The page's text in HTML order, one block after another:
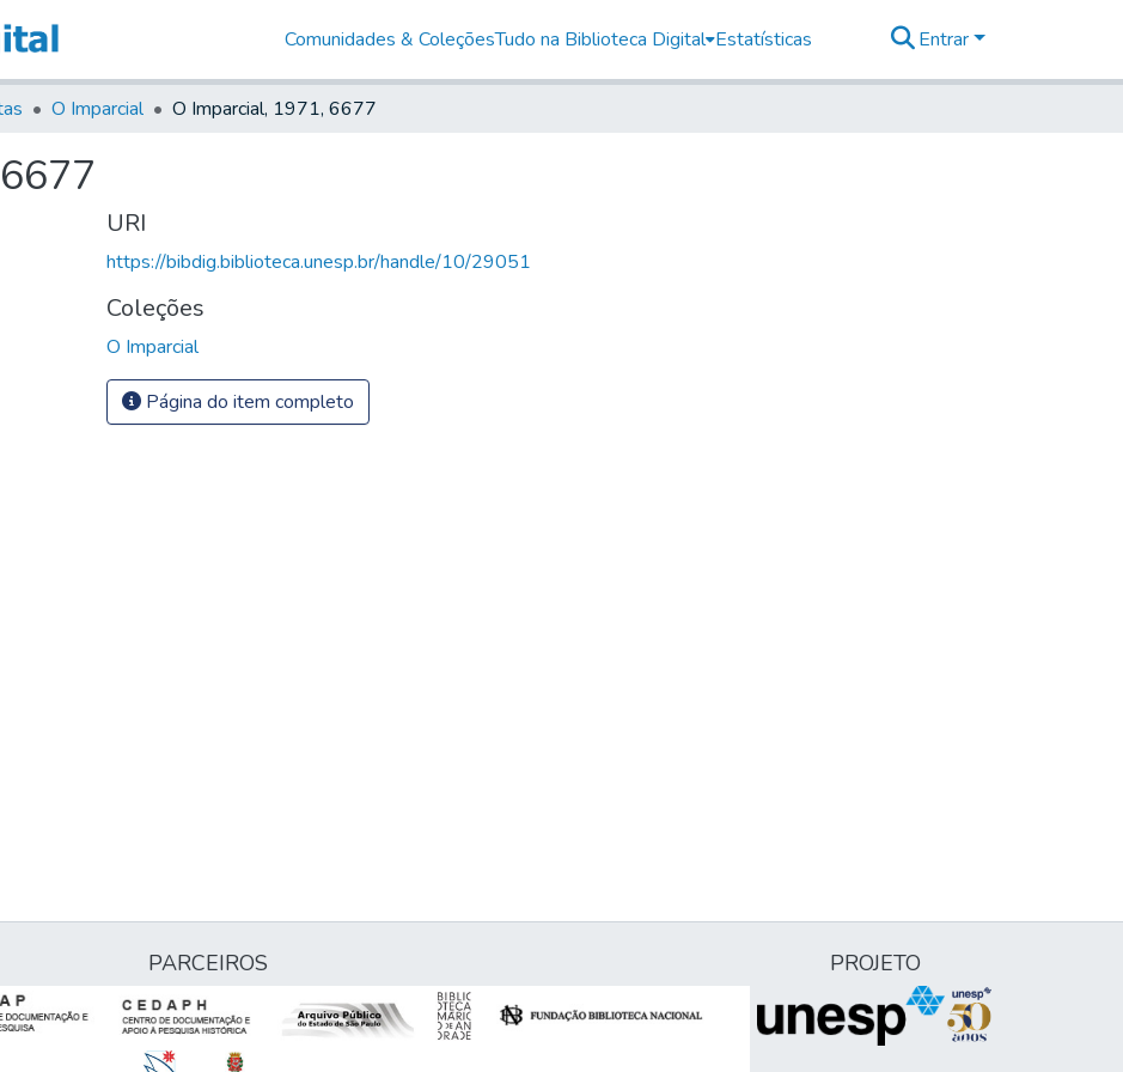
Comunidades & ColeçõesTudo na Biblioteca Digital Estatísticas Entrar
O Imparcial O Imparcial, 1971, 6677
URI
https://bibdig.biblioteca.unesp.br/handle/10/29051
Coleções
O Imparcial
Página do item completo
PARCEIROS PROJETO